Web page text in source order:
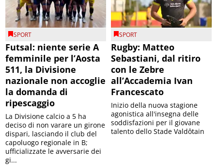
SPORT
Futsal: niente serie A
femminile per l’Aosta
511, la Divisione
nazionale non accoglie
la domanda di
ripescaggio
La Divisione calcio a 5 ha
deciso di non varare un girone
dispari, lasciando il club del
capoluogo regionale in B;
ufficializzate le avversarie dei
gi...
SPORT
Rugby: Matteo
Sebastiani, dal ritiro
con le Zebre
all’Accademia Ivan
Francescato
Inizio della nuova stagione
agonistica all'insegna delle
soddisfazioni per il giovane
talento dello Stade Valdôtain